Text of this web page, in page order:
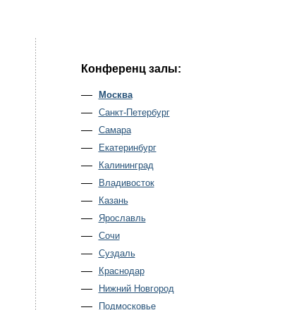
Конференц залы:
Москва
Санкт-Петербург
Самара
Екатеринбург
Калининград
Владивосток
Казань
Ярославль
Сочи
Суздаль
Краснодар
Нижний Новгород
Подмосковье